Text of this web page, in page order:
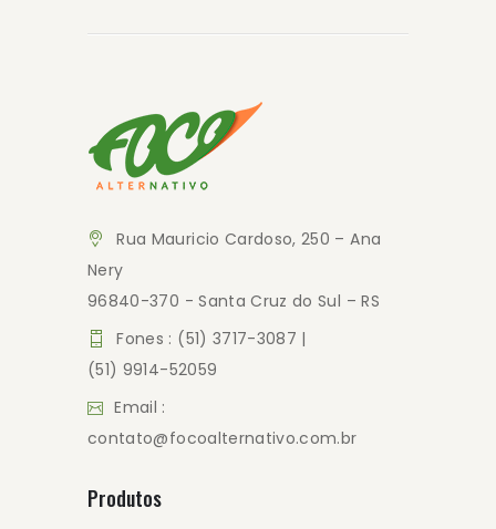
Rua Mauricio Cardoso, 250 – Ana
Nery
96840-370 - Santa Cruz do Sul – RS
Fones : (51) 3717-3087 |
(51) 9914-52059
Email :
contato@focoalternativo.com.br
Produtos